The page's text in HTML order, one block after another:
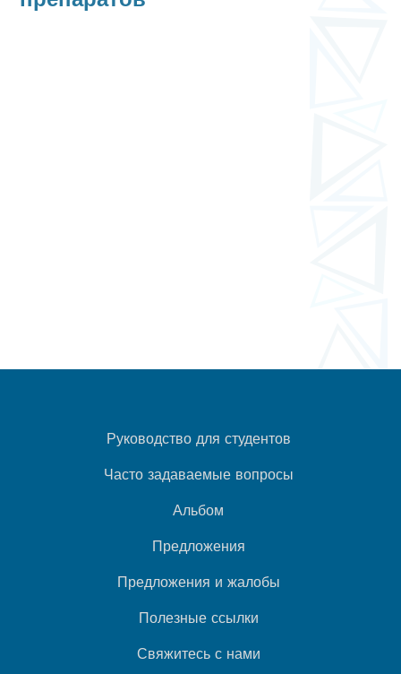
Руководство для студентов
Часто задаваемые вопросы
Альбом
Предложения
Предложения и жалобы
Полезные ссылки
Свяжитесь с нами